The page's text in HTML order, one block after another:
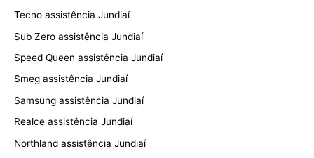
Tecno assistência Jundiaí
Sub Zero assistência Jundiaí
Speed Queen assistência Jundiaí
Smeg assistência Jundiaí
Samsung assistência Jundiaí
Realce assistência Jundiaí
Northland assistência Jundiaí